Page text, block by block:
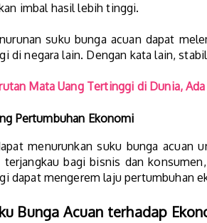
imbal hasil lebih tinggi.
suku bunga acuan dapat
di negara lain. Dengan kata lain,
Mata Uang Tertinggi di Dunia,
Pertumbuhan Ekonomi
menurunkan suku bunga acuan
bagi bisnis dan
dapat mengerem laju pertumbuhan
Bunga Acuan terhadap